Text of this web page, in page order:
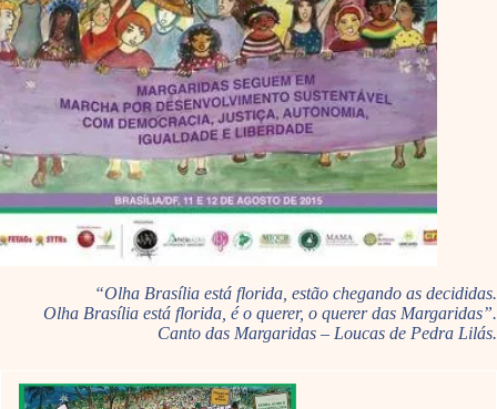
“Olha Brasília está florida, estão chegando as decididas.
Olha Brasília está florida, é o querer, o querer das Margaridas”.
Canto das Margaridas – Loucas de Pedra Lilás.